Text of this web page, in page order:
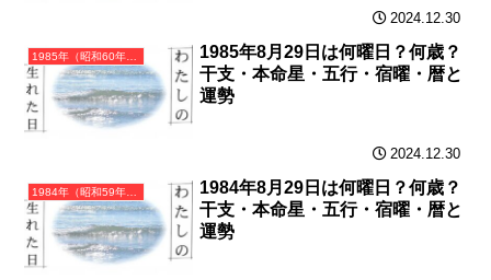
2024.12.30
1985年（昭和60年）乙丑（きのとうし）・丑年（うし年）カレンダー（月曜はじまり）
1985年8月29日は何曜日？何歳？
干支・本命星・五行・宿曜・暦と
運勢
2024.12.30
1984年（昭和59年）甲子（きのえね）・子年（ねずみ年）カレンダー（月曜はじまり）
1984年8月29日は何曜日？何歳？
干支・本命星・五行・宿曜・暦と
運勢